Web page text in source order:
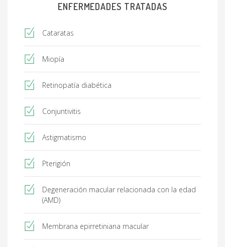
ENFERMEDADES TRATADAS
Cataratas
Miopía
Retinopatía diabética
Conjuntivitis
Astigmatismo
Pterigión
Degeneración macular relacionada con la edad
(AMD)
Membrana epirretiniana macular